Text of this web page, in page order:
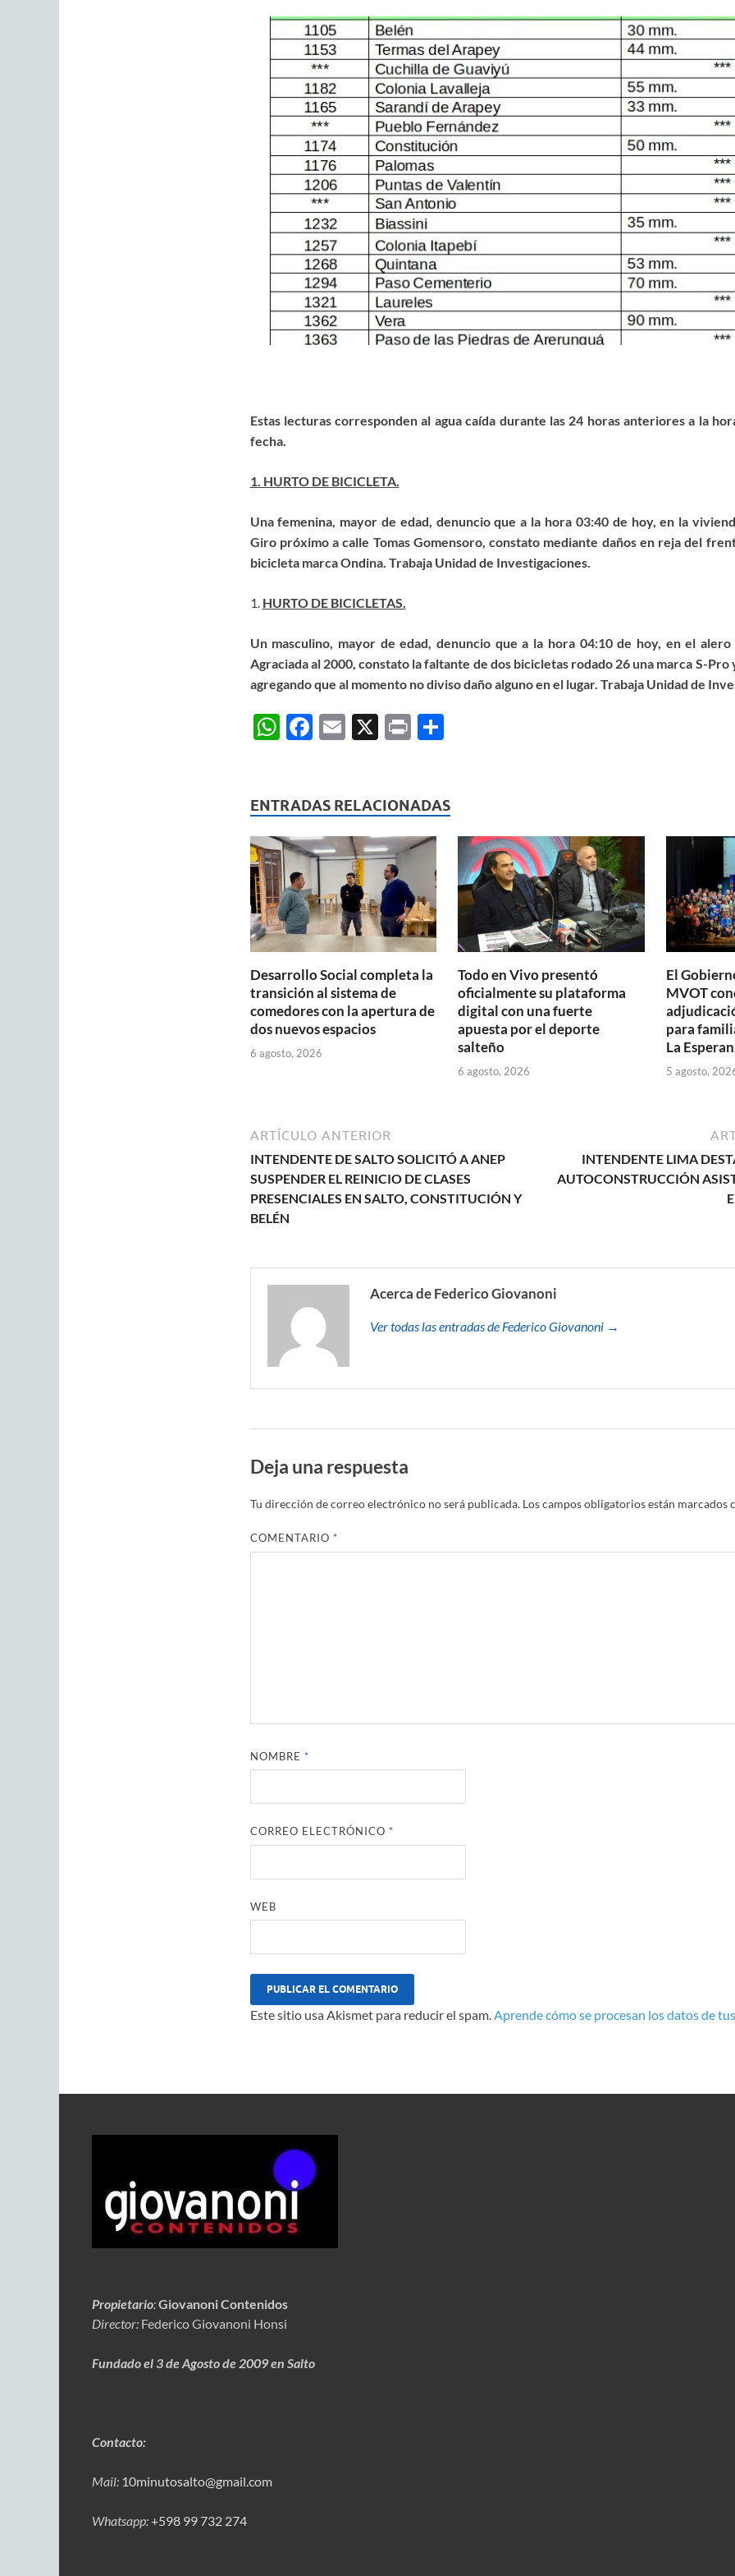
Estas lecturas corresponden al agua caída durante las 24 horas anteriores a la
fecha.
1. HURTO DE BICICLETA.
Una femenina, mayor de edad, denuncio que a la hora 03:40 de hoy, en la
Giro próximo a calle Tomas Gomensoro, constato mediante daños en reja del
bicicleta marca Ondina. Trabaja Unidad de Investigaciones.
1. HURTO DE BICICLETAS.
Un masculino, mayor de edad, denuncio que a la hora 04:10 de hoy, en el
Agraciada al 2000, constato la faltante de dos bicicletas rodado 26 una marca S-Pro
agregando que al momento no diviso daño alguno en el lugar. Trabaja Unidad de
W
s
A
p
p
F
b
o
o
k
E X P C
p
ar
ti
ENTRADAS RELACIONADAS
Desarrollo Social completa la
transición al sistema de
comedores con la apertura de
dos nuevos espacios
6 agosto, 2026
Todo en Vivo presentó
oficialmente su plataforma
digital con una fuerte
apuesta por el deporte
salteño
6 agosto, 2026
El
MVOT
para
La
5 agosto,
ARTÍCULO ANTERIOR
INTENDENTE DE SALTO SOLICITÓ A ANEP
SUSPENDER EL REINICIO DE CLASES
PRESENCIALES EN SALTO, CONSTITUCIÓN Y
BELÉN
INTENDENTE LIMA
AUTOCONSTRUCCIÓN
Acerca de Federico Giovanoni
Ver todas las entradas de Federico Giovanoni →
Deja una respuesta
Tu dirección de correo electrónico no será publicada. Los campos obligatorios están marcados
COMENTARIO *
NOMBRE *
CORREO ELECTRÓNICO *
WEB
Este sitio usa Akismet para reducir el spam.Aprende cómo se procesan los datos de
Propietario:Giovanoni Contenidos
Director: Federico Giovanoni Honsi
Fundado el 3 de Agosto de 2009 en Salto
Contacto:
Mail: 10minutosalto@gmail.com
Whatsapp:+598 99 732 274